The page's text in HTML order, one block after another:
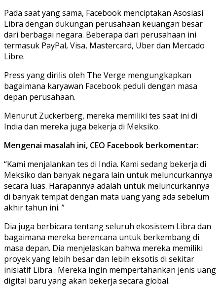
Pada saat yang sama, Facebook menciptakan Asosiasi
Libra dengan dukungan perusahaan keuangan besar
dari berbagai negara. Beberapa dari perusahaan ini
termasuk PayPal, Visa, Mastercard, Uber dan Mercado
Libre.
Press yang dirilis oleh The Verge mengungkapkan
bagaimana karyawan Facebook peduli dengan masa
depan perusahaan.
Menurut Zuckerberg, mereka memiliki tes saat ini di
India dan mereka juga bekerja di Meksiko.
Mengenai masalah ini, CEO Facebook berkomentar:
“Kami menjalankan tes di India. Kami sedang bekerja di
Meksiko dan banyak negara lain untuk meluncurkannya
secara luas. Harapannya adalah untuk meluncurkannya
di banyak tempat dengan mata uang yang ada sebelum
akhir tahun ini. ”
Dia juga berbicara tentang seluruh ekosistem Libra dan
bagaimana mereka berencana untuk berkembang di
masa depan. Dia menjelaskan bahwa mereka memiliki
proyek yang lebih besar dan lebih eksotis di sekitar
inisiatif Libra . Mereka ingin mempertahankan jenis uang
digital baru yang akan bekerja secara global.